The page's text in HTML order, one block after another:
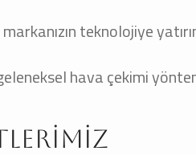
teknolojiye
hava çekimi